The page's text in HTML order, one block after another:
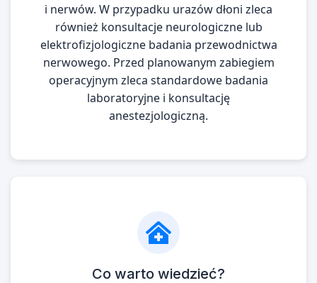
i nerwów. W przypadku urazów dłoni zleca
również konsultacje neurologiczne lub
elektrofizjologiczne badania przewodnictwa
nerwowego. Przed planowanym zabiegiem
operacyjnym zleca standardowe badania
laboratoryjne i konsultację
anestezjologiczną.
Co warto wiedzieć?